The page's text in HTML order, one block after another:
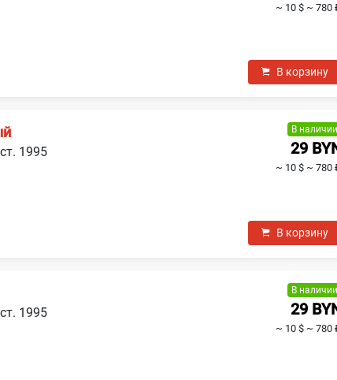
~ 10 $ ~ 780
В корзину
1995
В наличии
29
~ 10 $ ~ 780
В корзину
1995
В наличии
29
~ 10 $ ~ 780